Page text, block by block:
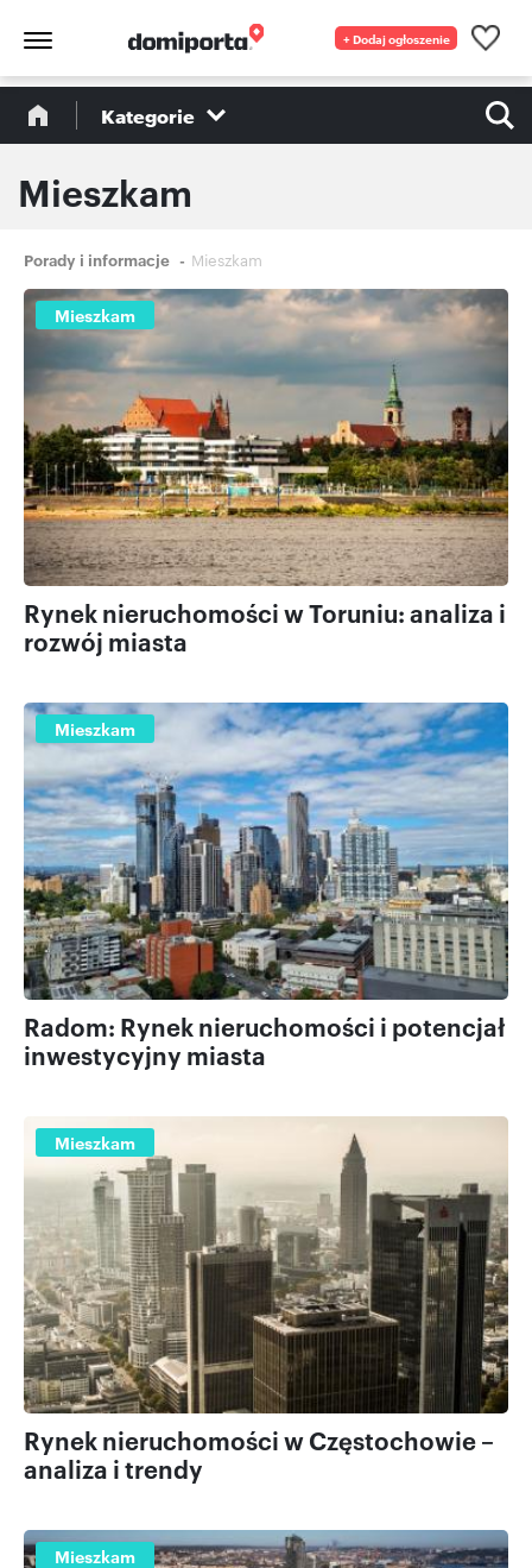
+ Dodaj ogłoszenie
Kategorie
Mieszkam
Ścieżka
nawigacyjna
Porady i informacje Mieszkam
Mieszkam
Rynek nieruchomości w Toruniu: analiza i
rozwój miasta
Mieszkam
Radom: Rynek nieruchomości i potencjał
inwestycyjny miasta
Mieszkam
Rynek nieruchomości w Częstochowie –
analiza i trendy
Mieszkam